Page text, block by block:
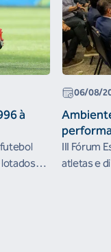
à
lotados
06/08/
III Fórum
atletas e